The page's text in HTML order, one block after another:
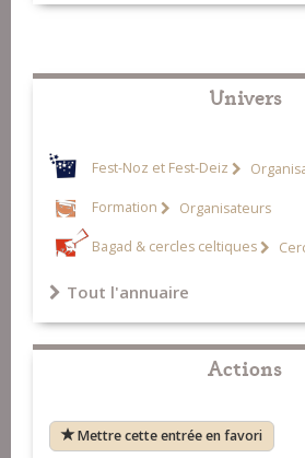
Univers
Fest-Noz et Fest-Deiz
Formation Organisateurs
Bagad & cercles celtiques
Tout l'annuaire
Actions
Mettre cette entrée en favori